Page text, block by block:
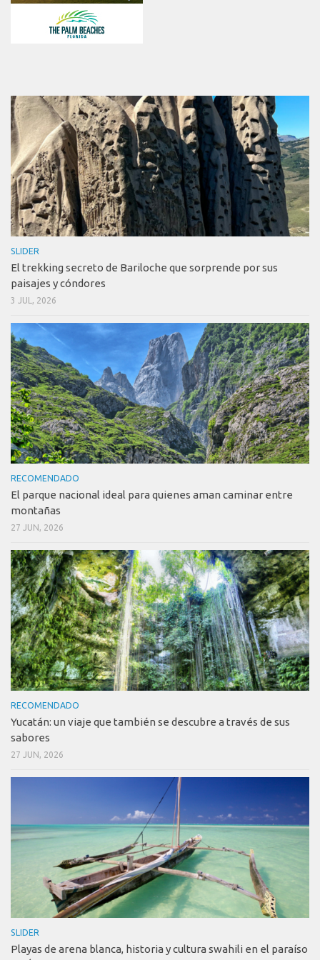
SLIDER
El trekking secreto de Bariloche que sorprende por sus
paisajes y cóndores
3 JUL, 2026
RECOMENDADO
El parque nacional ideal para quienes aman caminar entre
montañas
27 JUN, 2026
RECOMENDADO
Yucatán: un viaje que también se descubre a través de sus
sabores
27 JUN, 2026
SLIDER
Playas de arena blanca, historia y cultura swahili en el paraíso